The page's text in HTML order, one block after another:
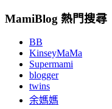
MamiBlog 熱門搜尋
BB
KinseyMaMa
Supermami
blogger
twins
余媽媽